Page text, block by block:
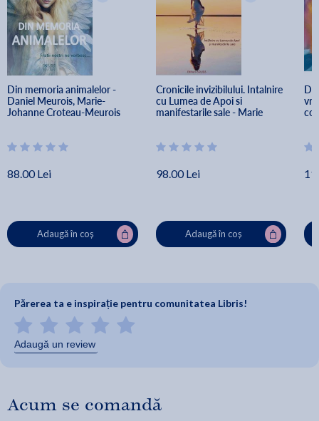
Din memoria animalelor -
Daniel Meurois, Marie-
Johanne Croteau-Meurois
88.00 Lei
Adaugă în coș
Cronicile invizibilului. Intalnire
cu Lumea de Apoi si
manifestarile sale - Marie
98.00 Lei
Adaugă în coș
Părerea ta e inspirație pentru comunitatea Libris!
Adaugă un review
Acum se comandă